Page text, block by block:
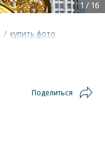
/ купить фото
1 / 16
Поделиться